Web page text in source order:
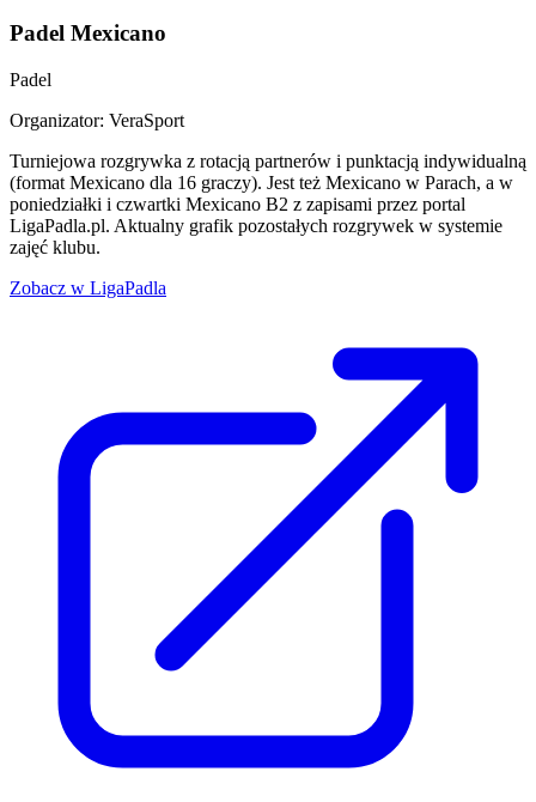
Padel Mexicano
Padel
Organizator: VeraSport
Turniejowa rozgrywka z rotacją partnerów i punktacją indywidualną
(format Mexicano dla 16 graczy). Jest też Mexicano w Parach, a w
poniedziałki i czwartki Mexicano B2 z zapisami przez portal
LigaPadla.pl. Aktualny grafik pozostałych rozgrywek w systemie
zajęć klubu.
Zobacz w LigaPadla